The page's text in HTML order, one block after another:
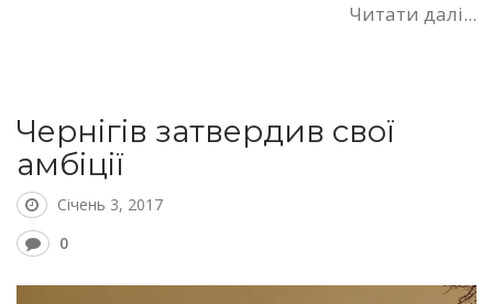
Читати далі...
Чернігів затвердив свої
амбіції
Січень 3, 2017
0